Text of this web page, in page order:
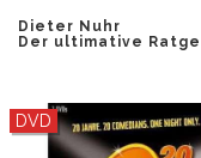
Dieter Nuhr
Der ultimative Ratgeber
DVD